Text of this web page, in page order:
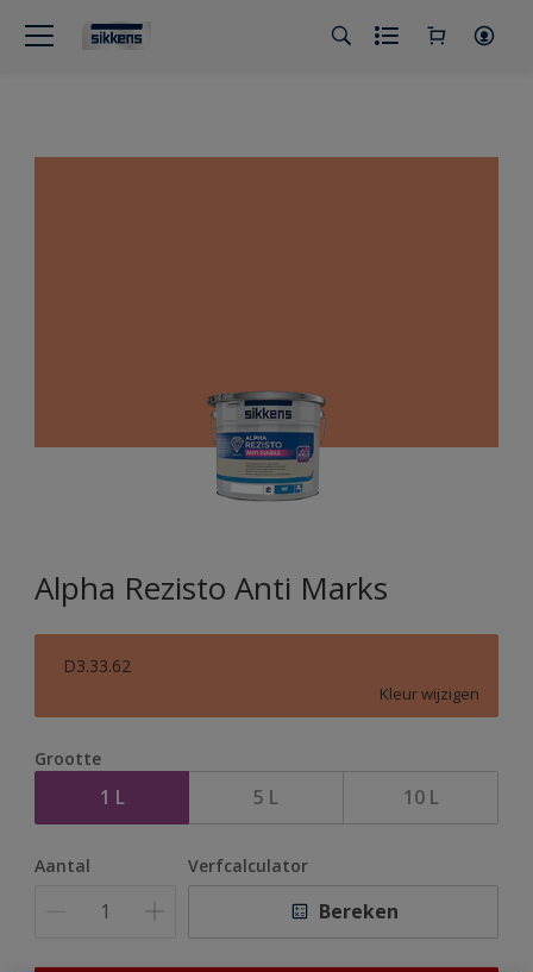
Alpha Rezisto Anti Marks
D3.33.62
Kleur wijzigen
Grootte
1 L 5 L 10 L
Aantal Verfcalculator
Bereken